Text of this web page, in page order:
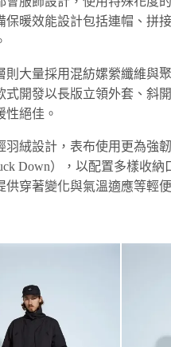
保暖效能設計包括連帽、拼
則大量採用混紡嫘縈纖維與
式開發以長版立領外套、斜
性絕佳。
羽絨設計，表布使用更為強
Down），以配置多樣收
供穿著變化與氣溫適應等輕